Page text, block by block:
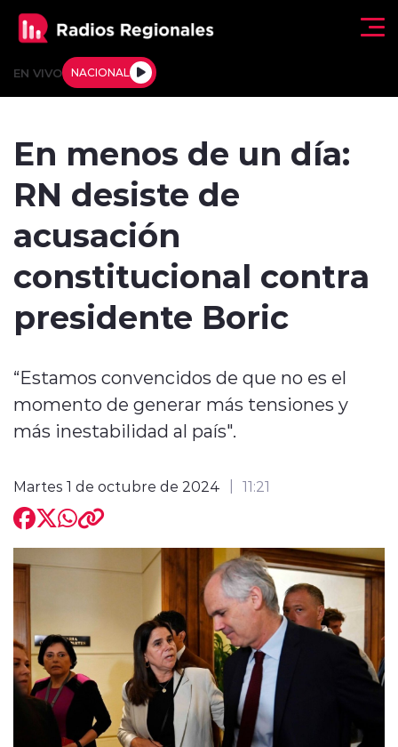
EN VIVO NACIONAL
Tendencias
Deportes
Internacional
Entrevistas
En menos de un día:
RN desiste de
acusación
constitucional contra
presidente Boric
“Estamos convencidos de que no es el
momento de generar más tensiones y
más inestabilidad al país".
Martes 1 de octubre de 2024 11:21